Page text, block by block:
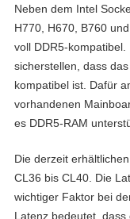
Neben dem Intel
H770, H670, B760
voll DDR5-
sicherstellen, dass
kompatibel ist. Dafür
vorhandenen
es DDR5-RAM
Die derzeit
CL36 bis CL40. Die
wichtiger Faktor bei
Latenz bedeutet,